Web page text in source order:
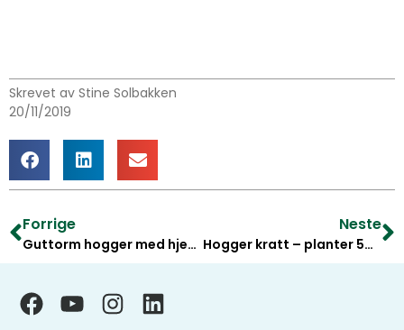
Skrevet av Stine Solbakken
20/11/2019
Forrige
Guttorm hogger med hjertet
Neste
Hogger kratt – planter 50 000 trær